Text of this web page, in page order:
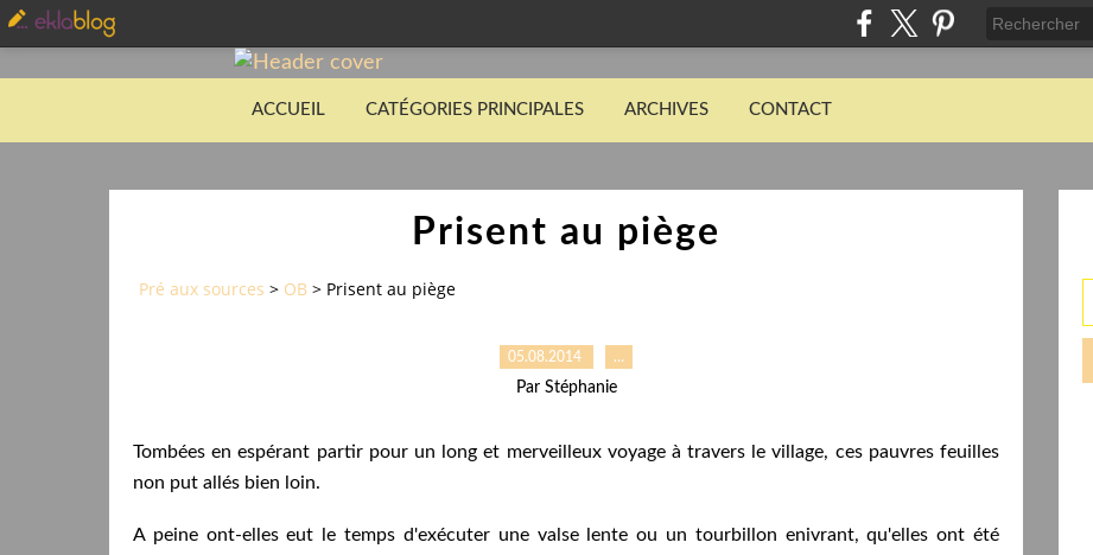
ACCUEIL CATÉGORIES PRINCIPALES ARCHIVES CONTACT
Prisent au piège
Pré aux sources > OB > Prisent au piège
05.08.2014 …
Par Stéphanie
Tombées en espérant partir pour un long et merveilleux voyage à travers le village, ces pauvres feuilles
non put allés bien loin.
A peine ont-elles eut le temps d'exécuter une valse lente ou un tourbillon enivrant, qu'elles ont été